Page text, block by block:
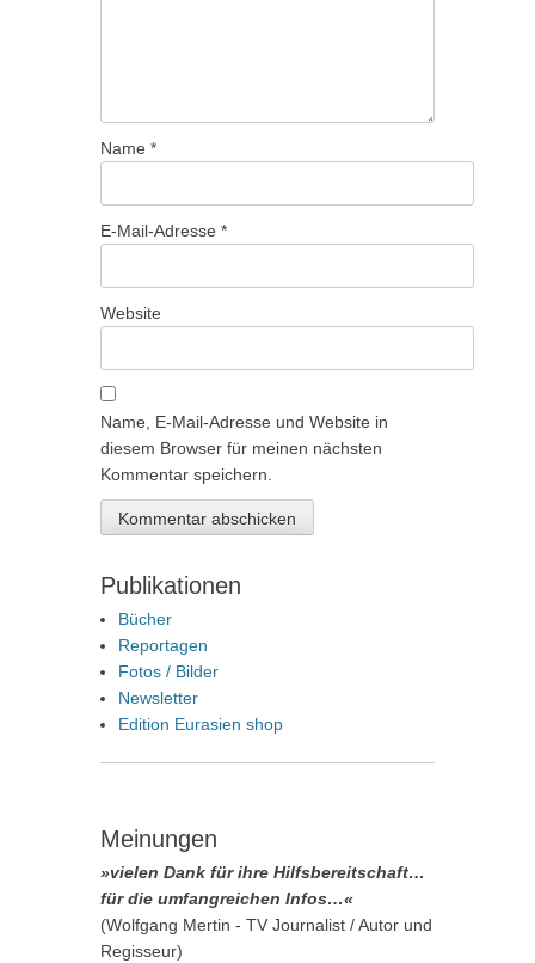
Name *
E-Mail-Adresse *
Website
Name, E-Mail-Adresse und Website in
diesem Browser für meinen nächsten
Kommentar speichern.
Publikationen
Bücher
Reportagen
Fotos / Bilder
Newsletter
Edition Eurasien shop
Meinungen
»vielen Dank für ihre Hilfsbereitschaft…
für die umfangreichen Infos…«
(Wolfgang Mertin - TV Journalist / Autor und
Regisseur)